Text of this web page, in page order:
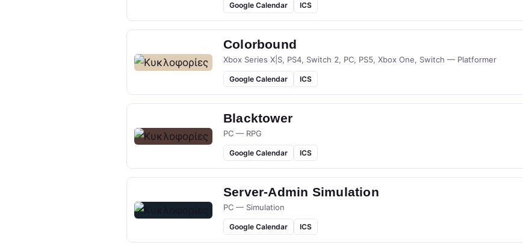
Google Calendar ICS
Colorbound
Xbox Series X|S, PS4, Switch 2, PC, PS5, Xbox One, Switch — Platformer
Google Calendar ICS
Blacktower
PC — RPG
Google Calendar ICS
Server-Admin Simulation
PC — Simulation
Google Calendar ICS